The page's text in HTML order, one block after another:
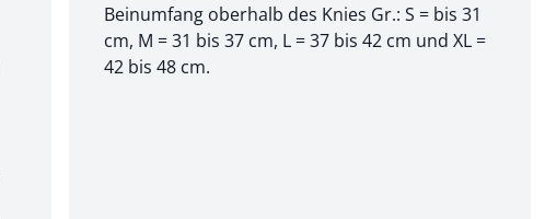
Beinumfang oberhalb des Knies Gr.: S = bis 31
cm, M = 31 bis 37 cm, L = 37 bis 42 cm und XL =
42 bis 48 cm.